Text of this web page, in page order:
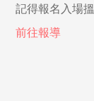
記得報名入場
前往報導